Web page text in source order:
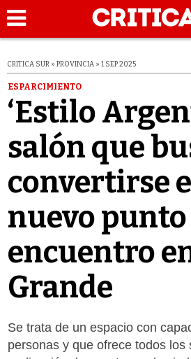
CRITICA SUR » PROVINCIA » 1 SEP 2025
ESPARCIMIENTO
‘Estilo
salón que
convertirse
nuevo punto
encuentro
Grande
Se trata de un espacio con
personas y que ofrece todos los